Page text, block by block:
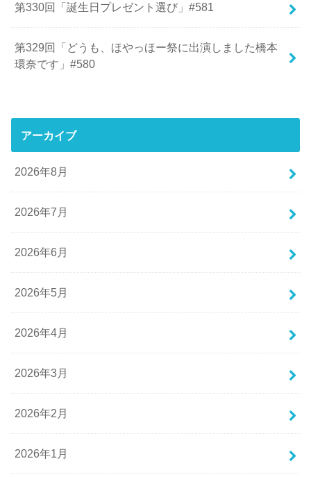
第330回「誕生日プレゼント選び」#581
第329回「どうも、ほやっほー祭に出演しました橋本
環奈です」#580
アーカイブ
2026年8月
2026年7月
2026年6月
2026年5月
2026年4月
2026年3月
2026年2月
2026年1月